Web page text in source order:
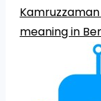
meaning in